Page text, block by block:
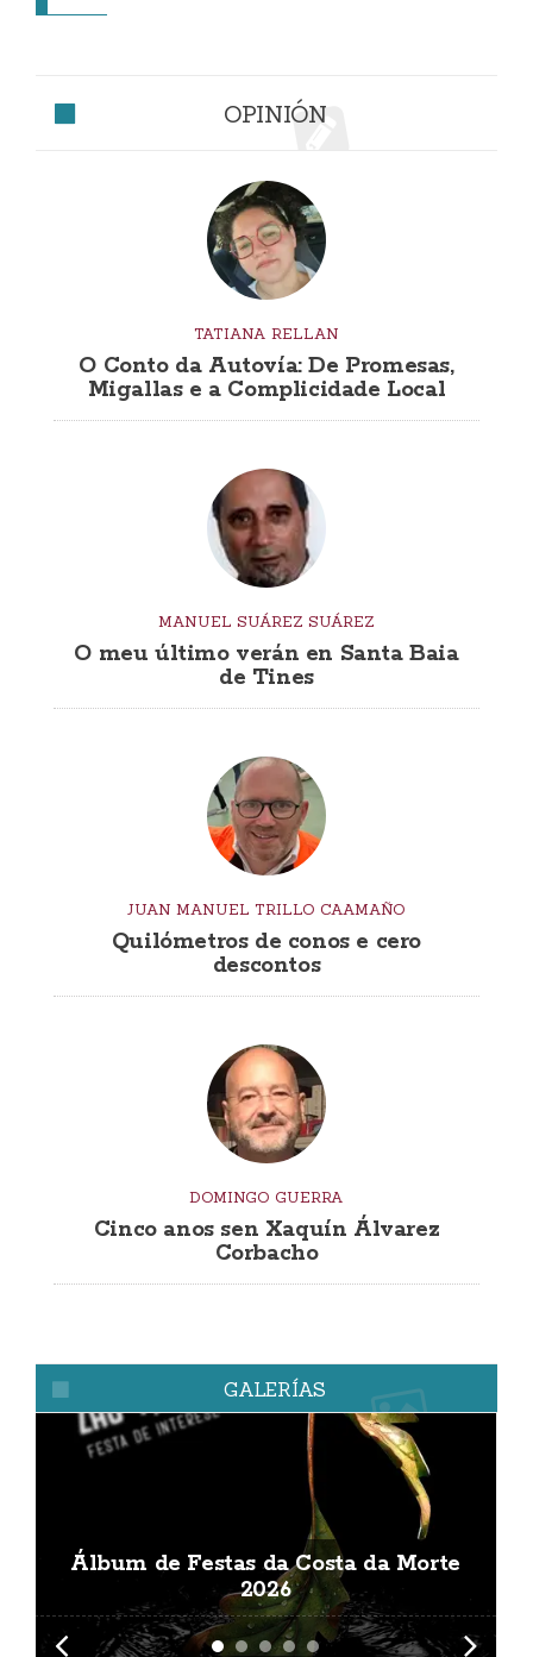
OPINIÓN
TATIANA RELLAN
O Conto da Autovía: De Promesas,
Migallas e a Complicidade Local
MANUEL SUÁREZ SUÁREZ
O meu último verán en Santa Baia
de Tines
JUAN MANUEL TRILLO CAAMAÑO
Quilómetros de conos e cero
descontos
DOMINGO GUERRA
Cinco anos sen Xaquín Álvarez
Corbacho
GALERÍAS
Álbum de Festas da Costa da Morte
2026